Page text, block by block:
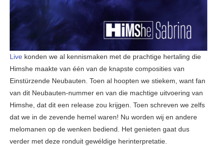
Live konden we al kennismaken met de prachtige hertaling die
Himshe maakte van één van de knapste composities van
Einstürzende Neubauten. Toen al hoopten we stiekem, want fan
van dit Neubauten-nummer en van die machtige uitvoering van
Himshe, dat dit een release zou krijgen. Toen schreven we zelfs
dat we in de zevende hemel waren! Nu worden wij en andere
melomanen op de wenken bediend. Het genieten gaat dus
verder met deze ronduit gewéldige herinterpretatie.